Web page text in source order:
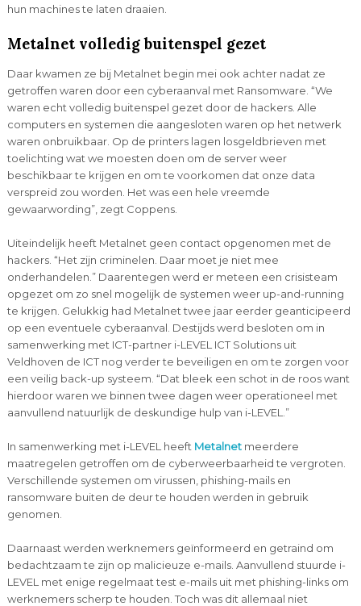
hun machines te laten draaien.
Metalnet volledig buitenspel gezet
Daar kwamen ze bij Metalnet begin mei ook achter nadat ze
getroffen waren door een cyberaanval met Ransomware. “We
waren echt volledig buitenspel gezet door de hackers. Alle
computers en systemen die aangesloten waren op het netwerk
waren onbruikbaar. Op de printers lagen losgeldbrieven met
toelichting wat we moesten doen om de server weer
beschikbaar te krijgen en om te voorkomen dat onze data
verspreid zou worden. Het was een hele vreemde
gewaarwording”, zegt Coppens.
Uiteindelijk heeft Metalnet geen contact opgenomen met de
hackers. “Het zijn criminelen. Daar moet je niet mee
onderhandelen.” Daarentegen werd er meteen een crisisteam
opgezet om zo snel mogelijk de systemen weer up-and-running
te krijgen. Gelukkig had Metalnet twee jaar eerder geanticipeerd
op een eventuele cyberaanval. Destijds werd besloten om in
samenwerking met ICT-partner i-LEVEL ICT Solutions uit
Veldhoven de ICT nog verder te beveiligen en om te zorgen voor
een veilig back-up systeem. “Dat bleek een schot in de roos want
hierdoor waren we binnen twee dagen weer operationeel met
aanvullend natuurlijk de deskundige hulp van i-LEVEL.”
In samenwerking met i-LEVEL heeft Metalnet meerdere
maatregelen getroffen om de cyberweerbaarheid te vergroten.
Verschillende systemen om virussen, phishing-mails en
ransomware buiten de deur te houden werden in gebruik
genomen.
Daarnaast werden werknemers geïnformeerd en getraind om
bedachtzaam te zijn op malicieuze e-mails. Aanvullend stuurde i-
LEVEL met enige regelmaat test e-mails uit met phishing-links om
werknemers scherp te houden. Toch was dit allemaal niet